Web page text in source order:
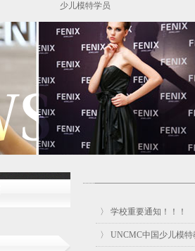
少儿模特学员
〉 学校重要通知！！！
〉 UNCMC中国少儿模